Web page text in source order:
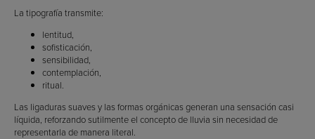
La tipografía transmite:
lentitud,
sofisticación,
sensibilidad,
contemplación,
ritual.
Las ligaduras suaves y las formas orgánicas generan una sensación casi
líquida, reforzando sutilmente el concepto de lluvia sin necesidad de
representarla de manera literal.